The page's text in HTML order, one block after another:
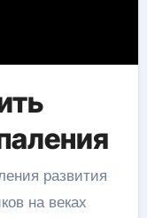
развития
на веках